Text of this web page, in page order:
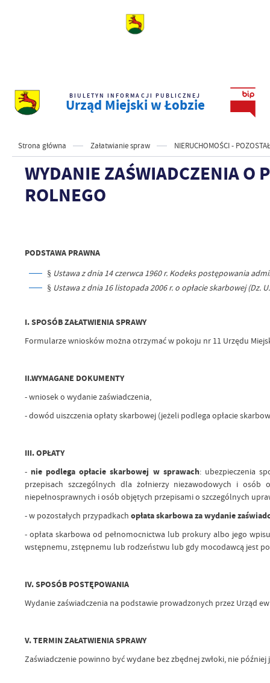
BIULETYN INFORMACJI PUBLICZNEJ
Urząd Miejski w Łobzie
Strona główna Załatwianie spraw NIERUCHOMOŚCI -
WYDANIE ZAŚWIADCZENIA O
ROLNEGO
PODSTAWA PRAWNA
§ Ustawa z dnia 14 czerwca 1960 r. Kodeks postępowania
§ Ustawa z dnia 16 listopada 2006 r. o opłacie skarbowej (Dz.
I. SPOSÓB ZAŁATWIENIA SPRAWY
Formularze wniosków można otrzymać w pokoju nr 11 Urzędu
II.WYMAGANE DOKUMENTY
- wniosek o wydanie zaświadczenia,
- dowód uiszczenia opłaty skarbowej (jeżeli podlega opłacie
III.OPŁATY
- nie podlega opłacie skarbowej w sprawach: ubezpieczenia
przepisach szczególnych dla żołnierzy niezawodowych i
niepełnosprawnych i osób objętych przepisami o szczególnych
- w pozostałych przypadkach opłata skarbowa za wydanie
- opłata skarbowa od pełnomocnictwa lub prokury albo jego
wstępnemu, zstępnemu lub rodzeństwu lub gdy mocodawcą jest
IV. SPOSÓB POSTĘPOWANIA
Wydanie zaświadczenia na podstawie prowadzonych przez Urząd
V. TERMIN ZAŁATWIENIA SPRAWY
Zaświadczenie powinno być wydane bez zbędnej zwłoki, nie